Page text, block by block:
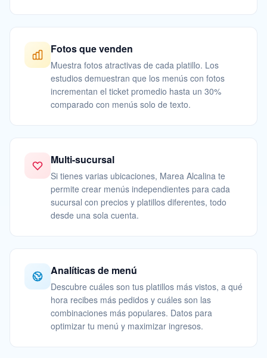
Fotos que venden
Muestra fotos atractivas de cada platillo. Los
estudios demuestran que los menús con fotos
incrementan el ticket promedio hasta un 30%
comparado con menús solo de texto.
Multi-sucursal
Si tienes varias ubicaciones, Marea Alcalina te
permite crear menús independientes para cada
sucursal con precios y platillos diferentes, todo
desde una sola cuenta.
Analíticas de menú
Descubre cuáles son tus platillos más vistos, a qué
hora recibes más pedidos y cuáles son las
combinaciones más populares. Datos para
optimizar tu menú y maximizar ingresos.